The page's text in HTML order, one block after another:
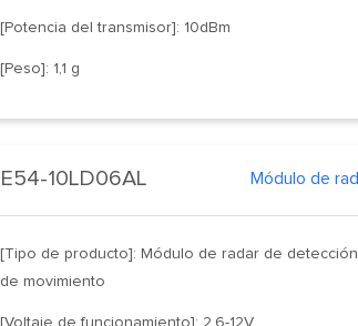
[Potencia del transmisor]: 10dBm
[Peso]: 1,1 g
E54-10LD06AL
[Tipo de producto]: Módulo de radar de detección
de movimiento
[Voltaje de funcionamiento]: 2.6-12V